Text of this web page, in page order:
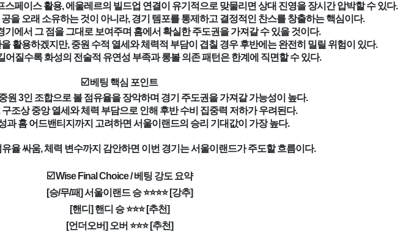
페이스 활용, 에울레르의 빌드업 연결이 유기적으로 맞물리면 상대 진영을 장시간 압박할 수 있다.
을 오래 소유하는 것이 아니라, 경기 템포를 통제하고 결정적인 찬스를 창출하는 핵심이다.
기에서 그 점을 그대로 보여주며 홈에서 확실한 주도권을 가져갈 수 있을 것이다.
활용하겠지만, 중원 수적 열세와 체력적 부담이 겹칠 경우 후반에는 완전히 밀릴 위험이 있다.
어질수록 화성의 전술적 유연성 부족과 롱볼 의존 패턴은 한계에 직면할 수 있다.
☑️ 베팅 핵심 포인트
원 3인 조합으로 볼 점유율을 장악하며 경기 주도권을 가져갈 가능성이 높다.
구조상 중앙 열세와 체력 부담으로 인해 후반 수비 집중력 저하가 우려된다.
과 홈 어드밴티지까지 고려하면 서울이랜드의 승리 기대값이 가장 높다.
율 싸움, 체력 변수까지 감안하면 이번 경기는 서울이랜드가 주도할 흐름이다.
☑️ Wise Final Choice / 베팅 강도 요약
[승/무/패] 서울이랜드 승 ⭐⭐⭐⭐ [강추]
[핸디] 핸디 승 ⭐⭐⭐ [추천]
[언더오버] 오버 ⭐⭐⭐ [추천]